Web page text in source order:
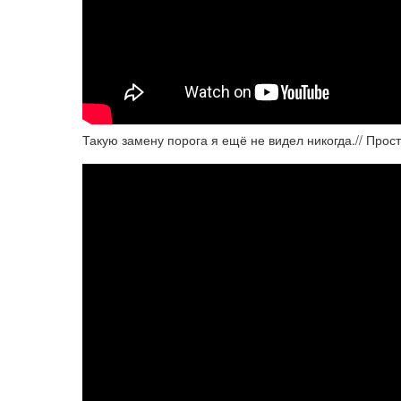
Такую замену порога я ещё не видел никогда.//